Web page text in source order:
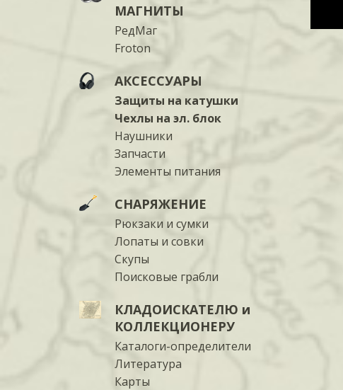
МАГНИТЫ
РедМаг
Froton
АКСЕССУАРЫ
Защиты на катушки
Чехлы на эл. блок
Наушники
Запчасти
Элементы питания
СНАРЯЖЕНИЕ
Рюкзаки и сумки
Лопаты и совки
Скупы
Поисковые грабли
КЛАДОИСКАТЕЛЮ и
КОЛЛЕКЦИОНЕРУ
Каталоги-определители
Литература
Карты